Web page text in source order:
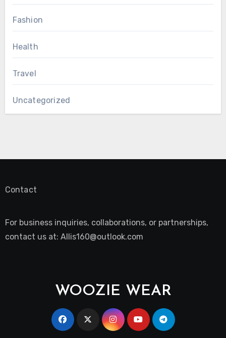
Fashion
Health
Travel
Uncategorized
Contact
For business inquiries, collaborations, or partnerships,
contact us at: Allis160@outlook.com
WOOZIE WEAR